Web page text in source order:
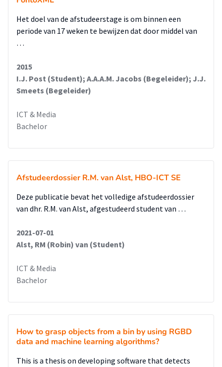
Het doel van de afstudeerstage is om binnen een
periode van 17 weken te bewijzen dat door middel van
…
2015
I.J. Post (Student); A.A.A.M. Jacobs (Begeleider); J.J.
Smeets (Begeleider)
ICT & Media
Bachelor
Afstudeerdossier R.M. van Alst, HBO-ICT SE
Deze publicatie bevat het volledige afstudeerdossier
van dhr. R.M. van Alst, afgestudeerd student van …
2021-07-01
Alst, RM (Robin) van (Student)
ICT & Media
Bachelor
How to grasp objects from a bin by using RGBD
data and machine learning algorithms?
This is a thesis on developing software that detects